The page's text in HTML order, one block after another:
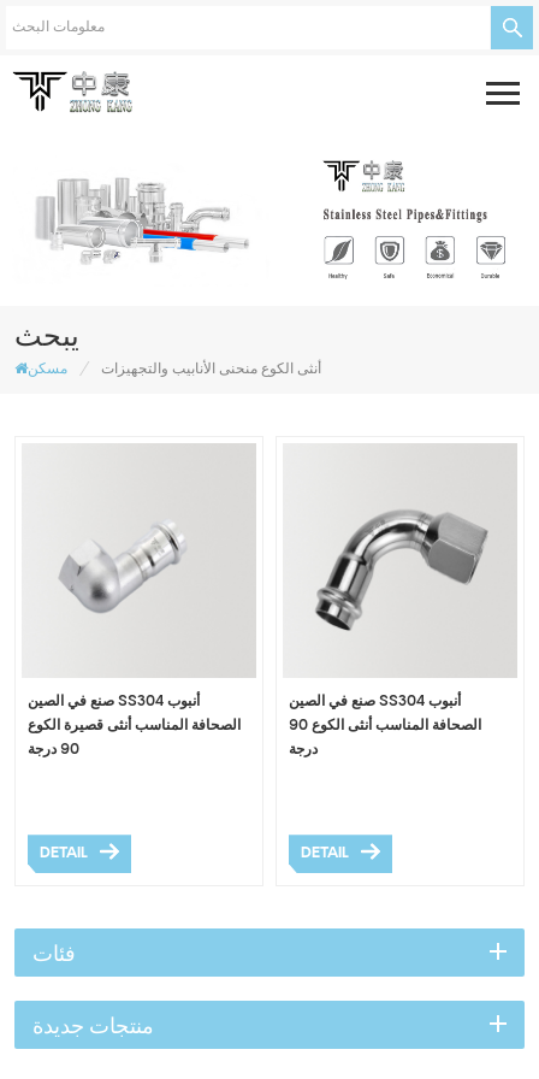
يبحث
مسكن / أنثى الكوع منحنى الأنابيب والتجهيزات
صنع في الصين SS304 أنبوب
الصحافة المناسب أنثى قصيرة الكوع
90 درجة
DETAIL
صنع في الصين SS304 أنبوب
الصحافة المناسب أنثى الكوع 90
درجة
DETAIL
فئات
منتجات جديدة